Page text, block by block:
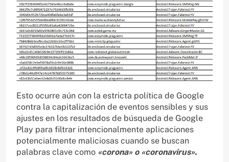
Esto ocurre aún con la estricta política de Google
contra la capitalización de eventos sensibles y sus
ajustes en los resultados de búsqueda de Google
Play para filtrar intencionalmente aplicaciones
potencialmente maliciosas cuando se buscan
palabras clave como «corona» o «coronavirus».